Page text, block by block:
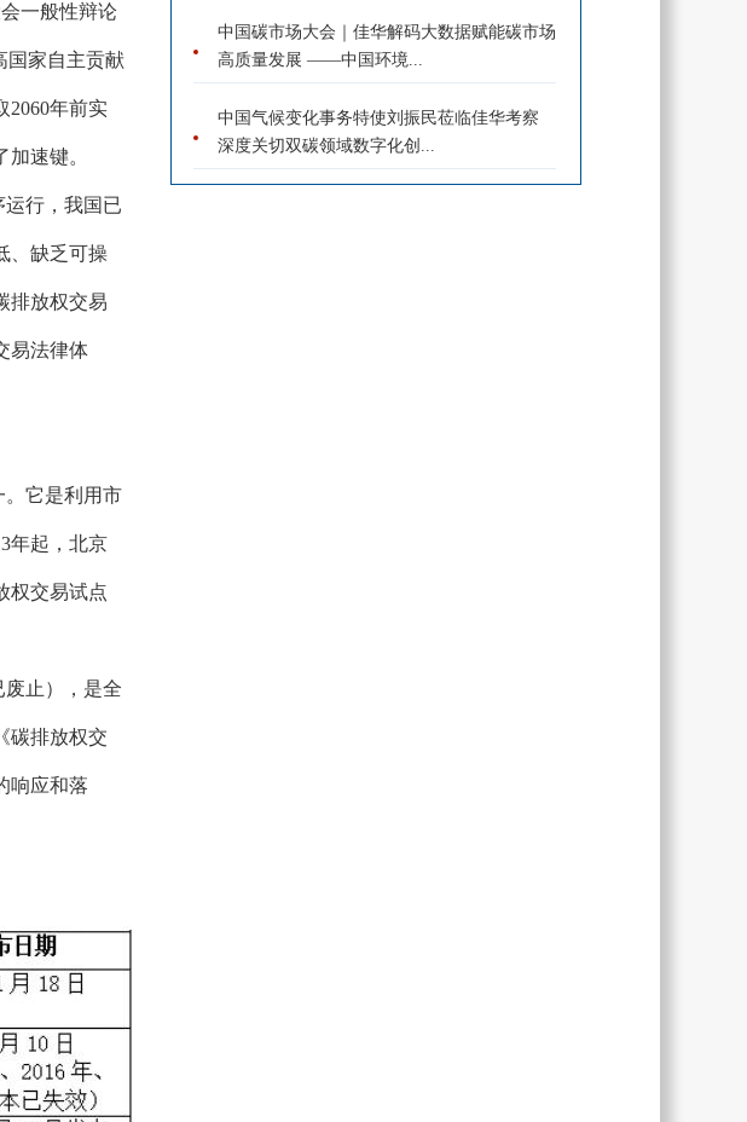
一般性辩论
国家自主贡献
2060年前实
速键。
行，我国已
、缺乏可操
排放权交易
易法律体
它是利用市
年起，北京
权交易试点
废止），是全
碳排放权交
响应和落
中国碳市场大会｜佳华解码大数据赋能碳市场
高质量发展 ——中国环境...
中国气候变化事务特使刘振民莅临佳华考察
深度关切双碳领域数字化创...